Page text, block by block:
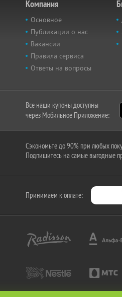
Компания
Основное
Публикации о нас
Вакансии
Правила сервиса
Ответы на вопросы
Все наши купоны доступны
через Мобильное Приложение:
Сэкономьте до 90% при любых
Подпишитесь на самые выгодные
Принимаем к оплате: